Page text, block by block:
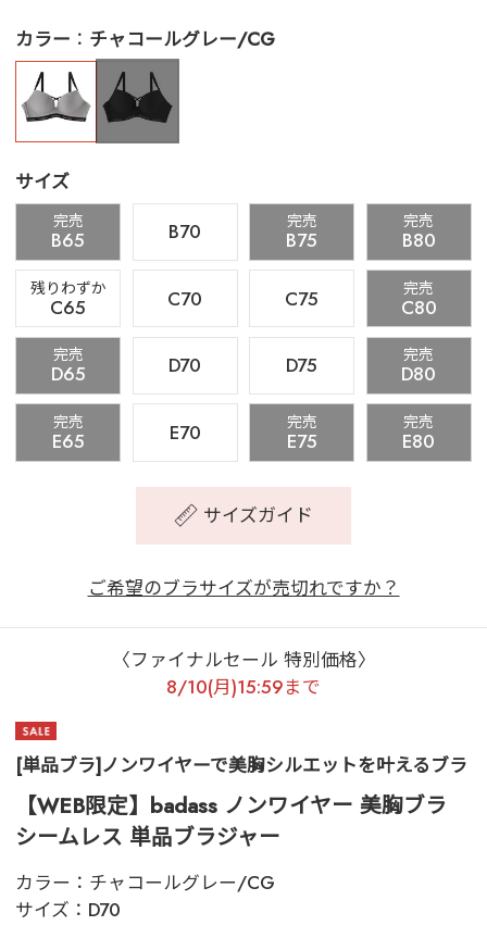
カラー チャコールグレー/CG
サイズ
完売
B65 B70 完売
B75
完売
B80
残りわずか
C65 C70 C75 完売
C80
完売
D65 D70 D75 完売
D80
完売
E65 E70 完売
E75
完売
E80
サイズガイド
ご希望のブラサイズが売切れですか？
〈ファイナルセール 特別価格〉
8/10(月)15:59まで
[単品ブラ]ノンワイヤーで美胸シルエットを叶えるブラ
【WEB限定】badass ノンワイヤー 美胸ブラ
シームレス 単品ブラジャー
カラー： チャコールグレー/CG
サイズ： D70